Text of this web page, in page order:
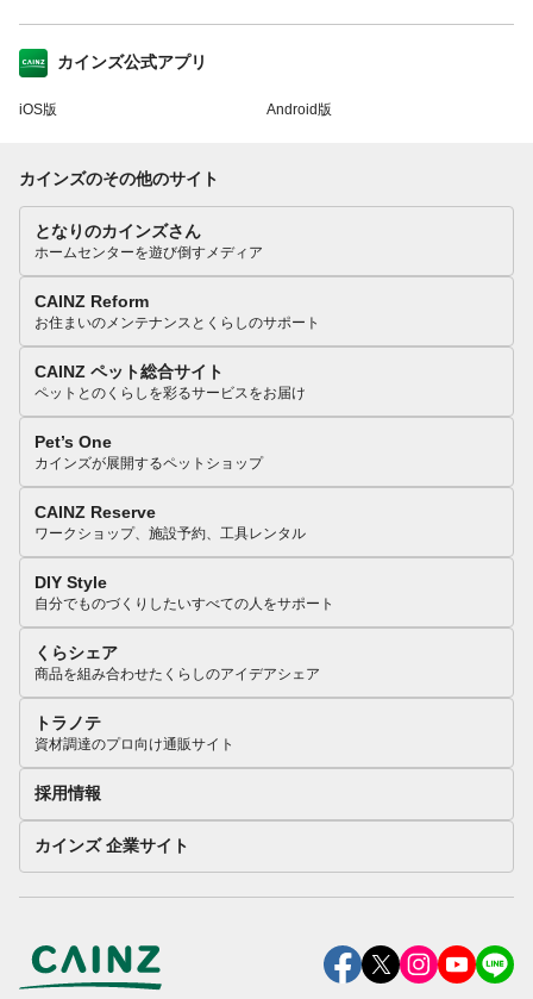
カインズ公式アプリ
iOS版 Android版
カインズのその他のサイト
となりのカインズさん
ホームセンターを遊び倒すメディア
CAINZ Reform
お住まいのメンテナンスとくらしのサポート
CAINZ ペット総合サイト
ペットとのくらしを彩るサービスをお届け
Pet’s One
カインズが展開するペットショップ
CAINZ Reserve
ワークショップ、施設予約、工具レンタル
DIY Style
自分でものづくりしたいすべての人をサポート
くらシェア
商品を組み合わせたくらしのアイデアシェア
トラノテ
資材調達のプロ向け通販サイト
採用情報
カインズ 企業サイト